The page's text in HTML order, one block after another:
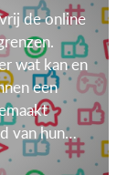
de online
wat kan en
een
van hun
weer ...